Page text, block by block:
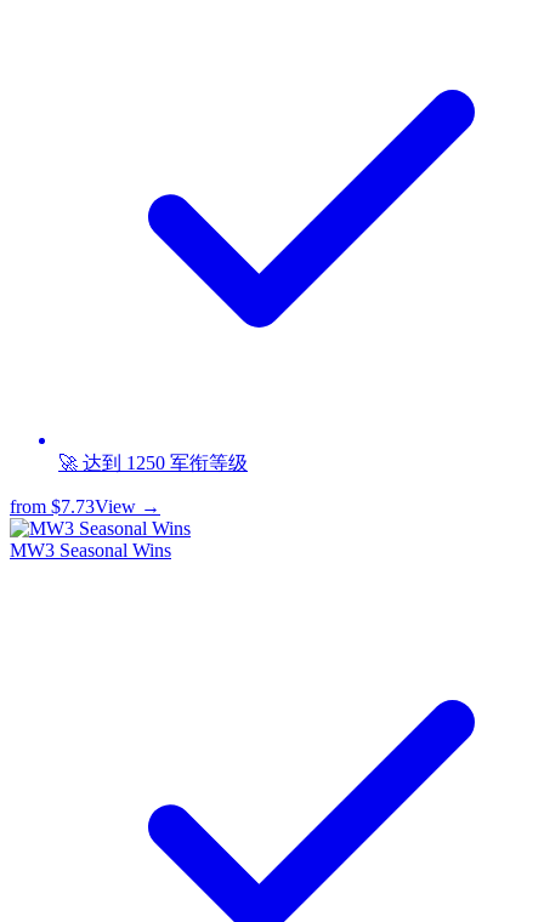
🚀 达到 1250 军衔等级
from $7.73View →
MW3 Seasonal Wins